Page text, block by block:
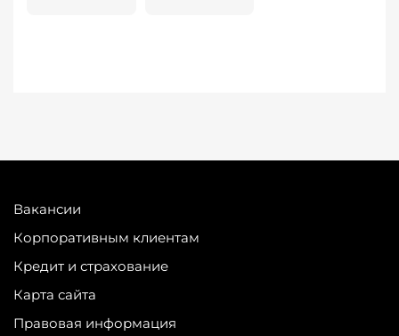
Вакансии
Корпоративным клиентам
Кредит и страхование
Карта сайта
Правовая информация